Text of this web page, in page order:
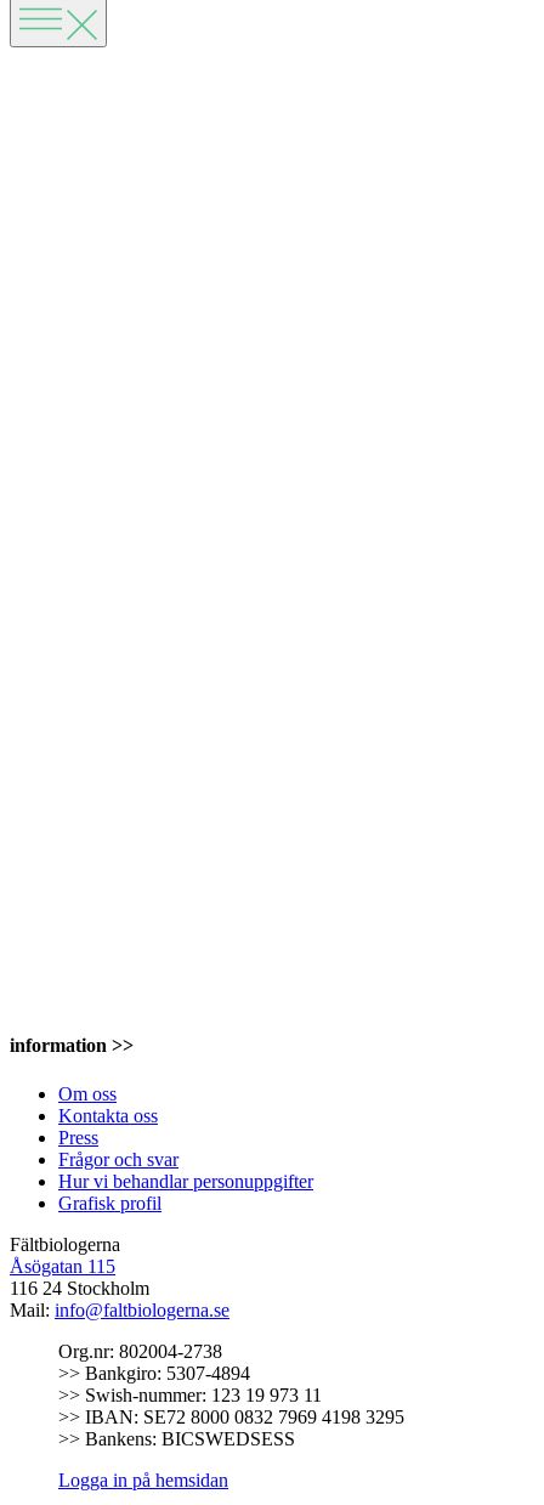
information >>
Om oss
Kontakta oss
Press
Frågor och svar
Hur vi behandlar personuppgifter
Grafisk profil
Fältbiologerna
Åsögatan 115
116 24 Stockholm
Mail: info@faltbiologerna.se
Org.nr: 802004-2738
>> Bankgiro: 5307-4894
>> Swish-nummer: 123 19 973 11
>> IBAN: SE72 8000 0832 7969 4198 3295
>> Bankens: BICSWEDSESS
Logga in på hemsidan